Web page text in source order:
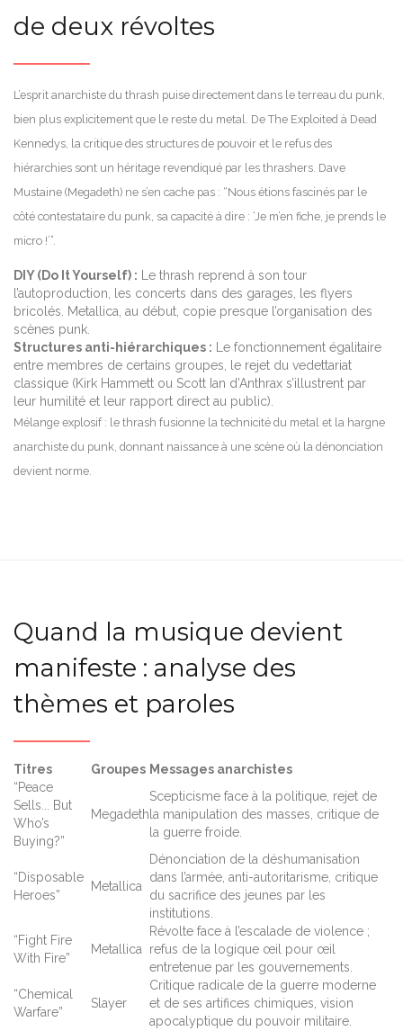
de deux révoltes
L’esprit anarchiste du thrash puise directement dans le terreau du punk,
bien plus explicitement que le reste du metal. De The Exploited à Dead
Kennedys, la critique des structures de pouvoir et le refus des
hiérarchies sont un héritage revendiqué par les thrashers. Dave
Mustaine (Megadeth) ne s’en cache pas : “Nous étions fascinés par le
côté contestataire du punk, sa capacité à dire : ‘Je m’en fiche, je prends le
micro !’”.
DIY (Do It Yourself) : Le thrash reprend à son tour
l’autoproduction, les concerts dans des garages, les flyers
bricolés. Metallica, au début, copie presque l’organisation des
scènes punk.
Structures anti-hiérarchiques : Le fonctionnement égalitaire
entre membres de certains groupes, le rejet du vedettariat
classique (Kirk Hammett ou Scott Ian d’Anthrax s’illustrent par
leur humilité et leur rapport direct au public).
Mélange explosif : le thrash fusionne la technicité du metal et la hargne
anarchiste du punk, donnant naissance à une scène où la dénonciation
devient norme.
Quand la musique devient
manifeste : analyse des
thèmes et paroles
Titres Groupes Messages anarchistes
“Peace
Sells... But
Who’s
Buying?”
Megadeth
Scepticisme face à la politique, rejet de
la manipulation des masses, critique de
la guerre froide.
“Disposable
Heroes”
Metallica
Dénonciation de la déshumanisation
dans l’armée, anti-autoritarisme, critique
du sacrifice des jeunes par les
institutions.
“Fight Fire
With Fire”
Metallica
Révolte face à l’escalade de violence ;
refus de la logique œil pour œil
entretenue par les gouvernements.
“Chemical
Warfare”
Slayer
Critique radicale de la guerre moderne
et de ses artifices chimiques, vision
apocalyptique du pouvoir militaire.